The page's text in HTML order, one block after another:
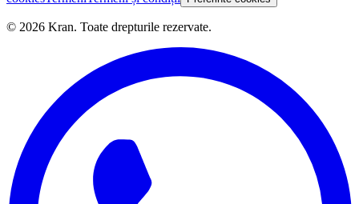
© 2026 Kran. Toate drepturile rezervate.